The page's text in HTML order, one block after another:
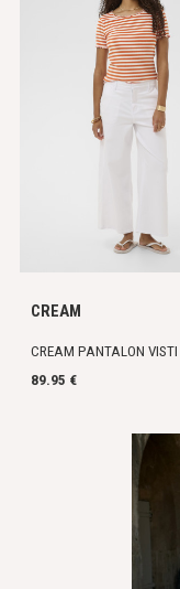
CREAM
CREAM PANTALON
89.95 €